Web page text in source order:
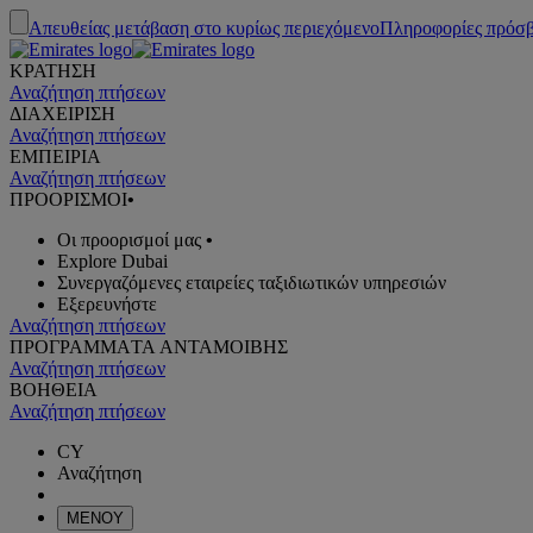
Απευθείας μετάβαση στο κυρίως περιεχόμενοΠληροφορίες
ΚΡΑΤΗΣΗ
Αναζήτηση πτήσεων
ΔΙΑΧΕΙΡΙΣΗ
Αναζήτηση πτήσεων
ΕΜΠΕΙΡΙΑ
Αναζήτηση πτήσεων
ΠΡΟΟΡΙΣΜΟΙ•
Οι προορισμοί μας •
Explore Dubai
Συνεργαζόμενες εταιρείες ταξιδιωτικών υπηρεσιών
Εξερευνήστε
Αναζήτηση πτήσεων
ΠΡΟΓΡΑΜΜΑTA ΑΝΤΑΜΟΙΒΗΣ
Αναζήτηση πτήσεων
ΒΟΗΘΕΙΑ
Αναζήτηση πτήσεων
CY
Αναζήτηση
ΜΕΝΟΥ